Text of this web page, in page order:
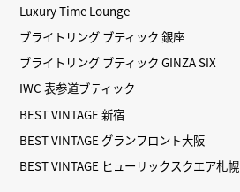
Luxury Time Lounge
ブライトリング ブティック 銀座
ブライトリング ブティック GINZA SIX
IWC 表参道ブティック
BEST VINTAGE 新宿
BEST VINTAGE グランフロント大阪
BEST VINTAGE ヒューリックスクエア札幌